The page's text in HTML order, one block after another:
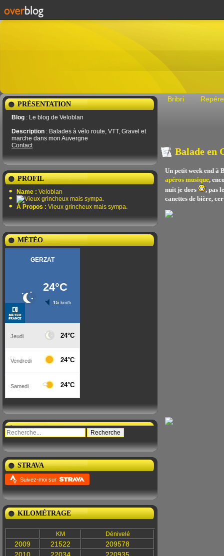
PRÉSENTATION
Blog : Le blog de Veloblan
Description : Balades à vélo route, VTT, Gravel et
marche dans mon Auvergne
Contact
PROFIL
Name : Veloblan
À Propos : Vieux grincheux mais sympa.
MÉTÉO
STRAVA
Suivez-moi sur
KILOMÉTRAGE
KM Dénivelé
2009 21522
209578
Bribri
Balade en
Un petit week end à
apéros musique,
nuit je dors
, pas
canettes de bière,